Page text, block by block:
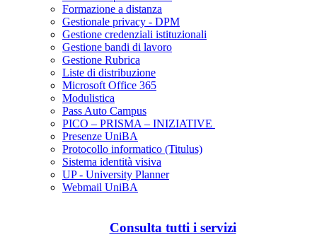
Formazione a distanza
Gestionale privacy - DPM
Gestione credenziali istituzionali
Gestione bandi di lavoro
Gestione Rubrica
Liste di distribuzione
Microsoft Office 365
Modulistica
Pass Auto Campus
PICO – PRISMA – INIZIATIVE
Presenze UniBA
Protocollo informatico (Titulus)
Sistema identità visiva
UP - University Planner
Webmail UniBA
Consulta tutti i servizi